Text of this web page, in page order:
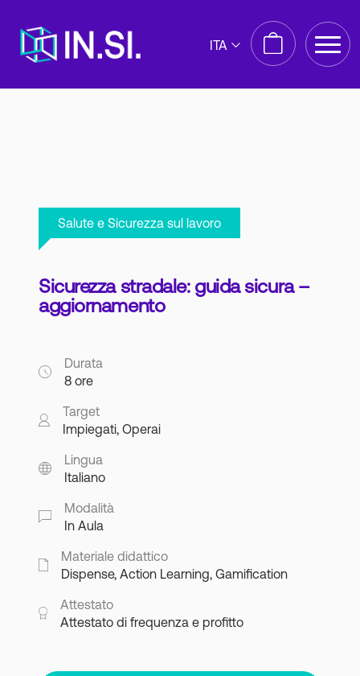
Salute e Sicurezza sul lavoro
Sicurezza stradale: guida sicura –
aggiornamento
Durata
8 ore
Target
Impiegati, Operai
Lingua
Italiano
Modalità
In Aula
Materiale didattico
Dispense, Action Learning, Gamification
Attestato
Attestato di frequenza e profitto
ITA